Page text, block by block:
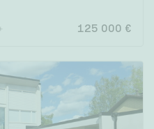
125 000 €